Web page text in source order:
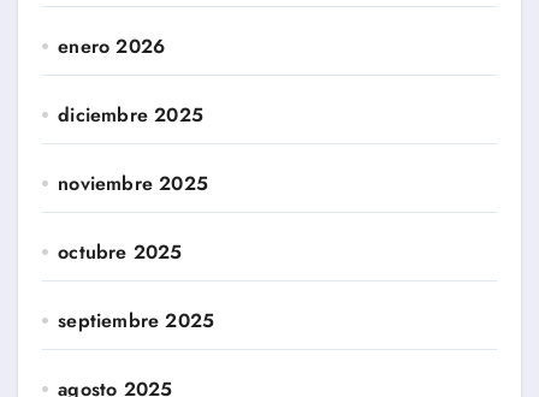
enero 2026
diciembre 2025
noviembre 2025
octubre 2025
septiembre 2025
agosto 2025